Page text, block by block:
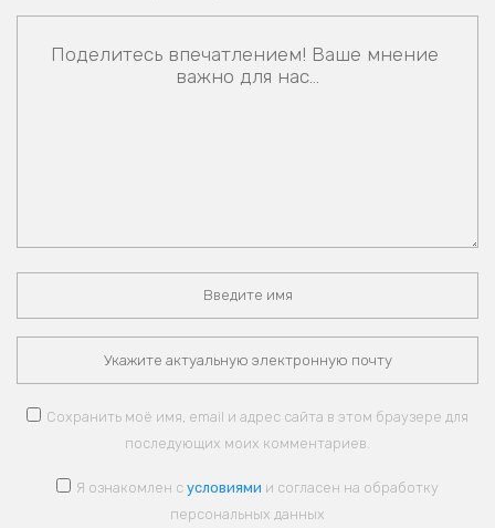
Сохранить моё имя, email и адрес сайта в этом браузере для
последующих моих комментариев.
Я ознакомлен с условиями и согласен на обработку
персональных данных